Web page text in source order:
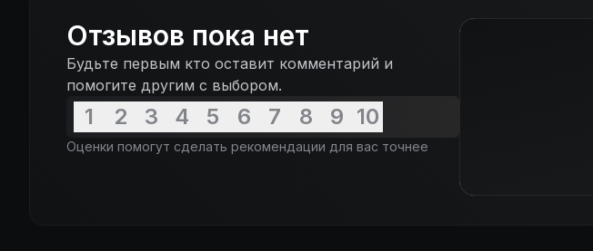
Отзывов пока нет
Будьте первым кто оставит комментарий и
помогите другим с выбором.
1 2 3 4 5 6 7 8 9 10
Оценки помогут сделать рекомендации для вас точнее